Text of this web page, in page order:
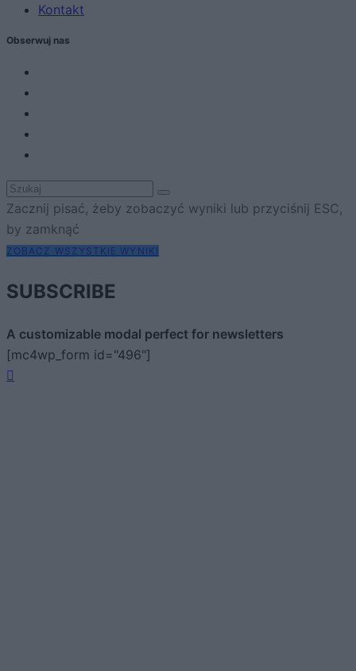
Kontakt
Obserwuj nas
Zacznij pisać, żeby zobaczyć wyniki lub przyciśnij ESC,
by zamknąć
ZOBACZ WSZYSTKIE WYNIKI
SUBSCRIBE
A customizable modal perfect for newsletters
[mc4wp_form id="496"]